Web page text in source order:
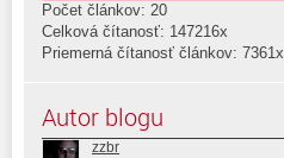
Počet článkov: 20
Celková čítanosť: 147216x
Priemerná čítanosť článkov: 7361x
Autor blogu
zzbr